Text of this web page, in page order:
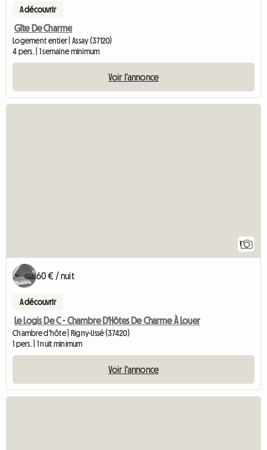
A découvrir
Gîte De Charme
Logement entier | Assay (37120)
4 pers. | 1 semaine minimum
Voir l'annonce
1
60 € / nuit
A découvrir
Le Logis De C - Chambre D'Hôtes De Charme À Louer
Chambre d'hôte | Rigny-Ussé (37420)
1 pers. | 1 nuit minimum
Voir l'annonce